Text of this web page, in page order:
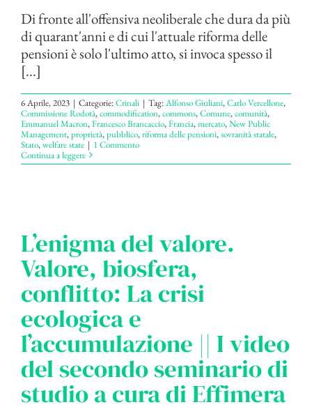
Di fronte all'offensiva neoliberale che dura da più
di quarant'anni e di cui l'attuale riforma delle
pensioni è solo l'ultimo atto, si invoca spesso il
[...]
6 Aprile, 2023 | Categorie:Crinali | Tag:Alfonso Giuliani,Carlo Vercellone,
Commissione Rodotà,commodification,commons,Comune,comunità,
Emmanuel Macron,Francesco Brancaccio,Francia,mercato,New Public
Management,proprietà,pubblico,riforma delle pensioni,sovranità statale,
Stato,welfare state | 1 Commento
Continua a leggere
L’enigma del valore.
Valore, biosfera,
conflitto: La crisi
ecologica e
l’accumulazione || I video
del secondo seminario di
studio a cura di Effimera